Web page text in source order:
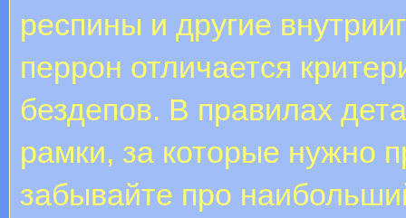
респины и другие
перрон отличается
бездепов. В правилах
рамки, за которые нужно
забывайте про